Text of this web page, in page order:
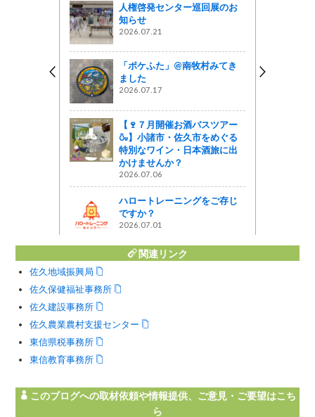
人権啓発センター巡回展のお
知らせ
2026.07.21
「ポケふた」@南牧村みてき
ました
2026.07.17
【🍷７月開催お酒バスツアー
🍶】小諸市・佐久市をめぐる
特別なワイン・日本酒旅に出
かけませんか？
2026.07.06
ハロートレーニングをご存じ
ですか？
2026.07.01
関連リンク
佐久地域振興局
佐久保健福祉事務所
佐久建設事務所
佐久農業農村支援センター
東信県税事務所
東信教育事務所
このブログへの取材依頼や情報提供、ご意見・ご要望はこち
ら